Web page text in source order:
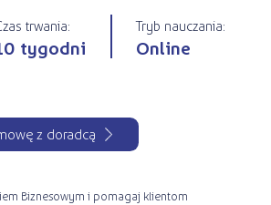
trwania:
tygodni
Tryb nauczania:
Online
z doradcą
Biznesowym i pomagaj klientom